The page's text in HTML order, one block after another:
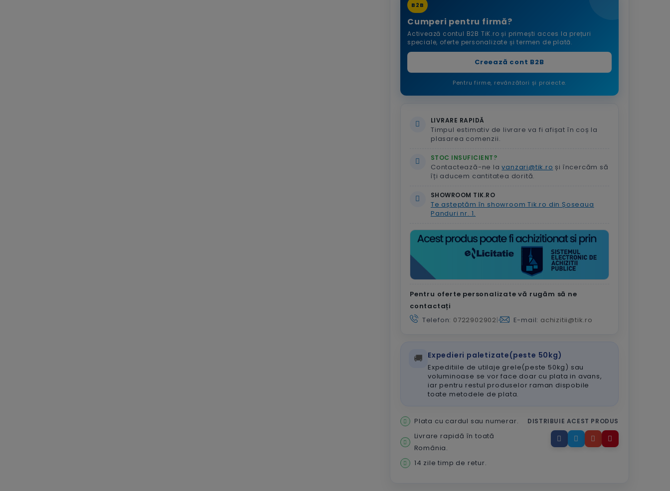
B2B
Cumperi pentru firmă?
Activează contul B2B TiK.ro și primești acces la prețuri
speciale, oferte personalizate și termen de plată.
Creează cont B2B
Pentru firme, revânzători și proiecte.
LIVRARE RAPIDĂ
Timpul estimativ de livrare va fi afișat în coș la
plasarea comenzii.
STOC INSUFICIENT?
Contactează-ne lavanzari@tik.ro și încercăm să
îți aducem cantitatea dorită.
SHOWROOM TIK.RO
Te așteptăm în showroom Tik.ro din Șoseaua
Panduri nr. 1.
Pentru oferte personalizate vă rugăm să ne
contactați
Telefon: 0722902902| E-mail: achizitii@tik.ro
🚚 Expedieri paletizate(peste 50kg)
Expeditiile de utilaje grele(peste 50kg) sau
voluminoase se vor face doar cu plata in avans,
iar pentru restul produselor raman dispobile
toate metodele de plata.
Plata cu cardul sau numerar.
Livrare rapidă în toată
România.
14 zile timp de retur.
DISTRIBUIE ACEST PRODUS